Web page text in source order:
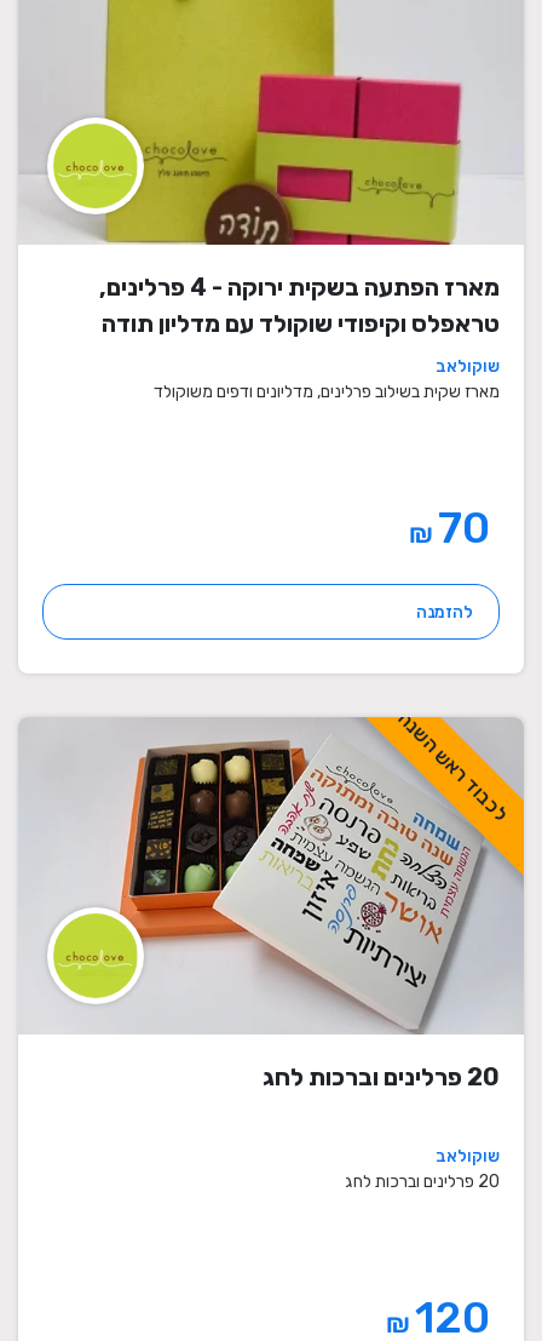
מארז הפתעה בשקית ירוקה - 4 פרלינים,
טראפלס וקיפודי שוקולד עם מדליון תודה
שוקולאב
מארז שקית בשילוב פרלינים, מדליונים ודפים משוקולד
₪
להזמנה
לכבוד ראש השנה
20 פרלינים וברכות לחג
שוקולאב
20 פרלינים וברכות לחג
₪